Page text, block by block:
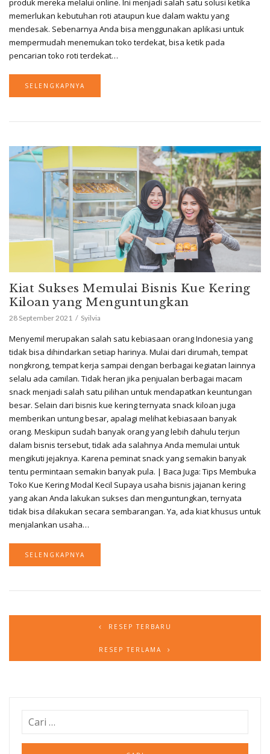
produk mereka melalui online. Ini menjadi salah satu solusi ketika
memerlukan kebutuhan roti ataupun kue dalam waktu yang
mendesak. Sebenarnya Anda bisa menggunakan aplikasi untuk
mempermudah menemukan toko terdekat, bisa ketik pada
pencarian toko roti terdekat…
SELENGKAPNYA
Kiat Sukses Memulai Bisnis Kue Kering
Kiloan yang Menguntungkan
28 September 2021 Syilvia
Menyemil merupakan salah satu kebiasaan orang Indonesia yang
tidak bisa dihindarkan setiap harinya. Mulai dari dirumah, tempat
nongkrong, tempat kerja sampai dengan berbagai kegiatan lainnya
selalu ada camilan. Tidak heran jika penjualan berbagai macam
snack menjadi salah satu pilihan untuk mendapatkan keuntungan
besar. Selain dari bisnis kue kering ternyata snack kiloan juga
memberikan untung besar, apalagi melihat kebiasaan banyak
orang. Meskipun sudah banyak orang yang lebih dahulu terjun
dalam bisnis tersebut, tidak ada salahnya Anda memulai untuk
mengikuti jejaknya. Karena peminat snack yang semakin banyak
tentu permintaan semakin banyak pula. | Baca Juga: Tips Membuka
Toko Kue Kering Modal Kecil Supaya usaha bisnis jajanan kering
yang akan Anda lakukan sukses dan menguntungkan, ternyata
tidak bisa dilakukan secara sembarangan. Ya, ada kiat khusus untuk
menjalankan usaha…
SELENGKAPNYA
RESEP TERBARU
RESEP TERLAMA